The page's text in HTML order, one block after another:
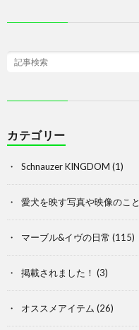
カテゴリー
Schnauzer KINGDOM (1)
愛犬を映す写真や映像のこと
マーブル&イヴの日常 (115)
掲載されました！ (3)
オススメアイテム (26)